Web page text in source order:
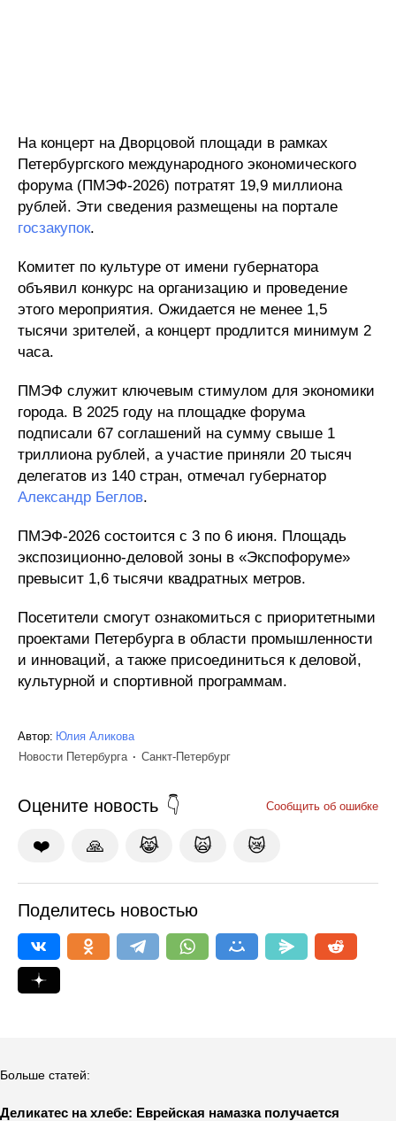
На концерт на Дворцовой площади в рамках
Петербургского международного экономического
форума (ПМЭФ-2026) потратят 19,9 миллиона
рублей. Эти сведения размещены на портале
госзакупок.
Комитет по культуре от имени губернатора
объявил конкурс на организацию и проведение
этого мероприятия. Ожидается не менее 1,5
тысячи зрителей, а концерт продлится минимум 2
часа.
ПМЭФ служит ключевым стимулом для экономики
города. В 2025 году на площадке форума
подписали 67 соглашений на сумму свыше 1
триллиона рублей, а участие приняли 20 тысяч
делегатов из 140 стран, отмечал губернатор
Александр Беглов.
ПМЭФ-2026 состоится с 3 по 6 июня. Площадь
экспозиционно-деловой зоны в «Экспофоруме»
превысит 1,6 тысячи квадратных метров.
Посетители смогут ознакомиться с приоритетными
проектами Петербурга в области промышленности
и инноваций, а также присоединиться к деловой,
культурной и спортивной программам.
Автор: Юлия Аликова
Новости Петербурга
Санкт-Петербург
Оцените новость Сообщить об ошибке
❤️ 🙏 😹 🙀 😿
Поделитесь новостью
Больше статей:
Деликатес на хлебе: Еврейская намазка получается